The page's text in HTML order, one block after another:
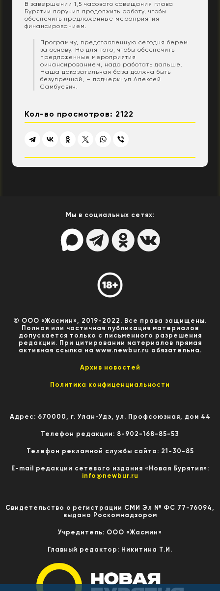
В завершении 1,5 часового совещания глава
Бурятии поручил продолжить работу, чтобы
обеспечить предложенные мероприятия
финансированием.
Программу, представленную сегодня берем
за основу. Но для того, чтобы обеспечить
предложенные мероприятия
финансированием, надо работать дальше.
Наша доказательная база должна быть
безупречной, – подчеркнул Алексей
Самбуевич.
Кол-во просмотров: 2122
Мы в социальных сетях:
© ООО «Жасмин», 2019-2022. Все права защищены.
Полная или частичная публикация материалов
допускается только с письменного разрешения
редакции. При цитировании материалов прямая
активная ссылка на www.newbur.ru обязательна.
Архив новостей
Политика конфиценциальности
Адрес: 670000, г. Улан-Удэ, ул. Профсоюзная, дом 44
Телефон редакции: 8-902-168-85-53
Телефон рекламной службы сайта: 21-30-85
E-mail редакции сетевого издания «Новая Бурятия»:
info@newbur.ru
Свидетельство о регистрации СМИ Эл № ФС 77-76094,
выдано Роскомнадзором
Учредитель: ООО «Жасмин»
Главный редактор: Никитина Т.И.